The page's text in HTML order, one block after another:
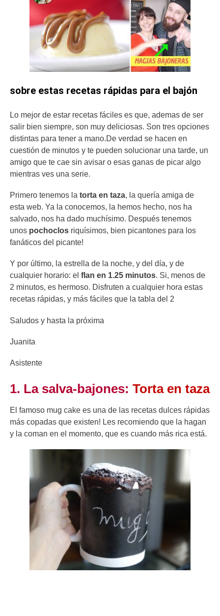
sobre estas recetas rápidas para el bajón
Lo mejor de estar recetas fáciles es que, ademas de ser
salir bien siempre, son muy deliciosas. Son tres opciones
distintas para tener a mano.De verdad se hacen en
cuestión de minutos y te pueden solucionar una tarde, un
amigo que te cae sin avisar o esas ganas de picar algo
mientras ves una serie.
Primero tenemos la torta en taza, la quería amiga de
esta web. Ya la conocemos, la hemos hecho, nos ha
salvado, nos ha dado muchísimo. Después tenemos
unos pochoclos riquísimos, bien picantones para los
fanáticos del picante!
Y por último, la estrella de la noche, y del día, y de
cualquier horario: el flan en 1.25 minutos. Si, menos de
2 minutos, es hermoso. Disfruten a cualquier hora estas
recetas rápidas, y más fáciles que la tabla del 2
Saludos y hasta la próxima
Juanita
Asistente
1. La salva-bajones: Torta en taza
El famoso mug cake es una de las recetas dulces rápidas
más copadas que existen! Les recomiendo que la hagan
y la coman en el momento, que es cuando más rica está.